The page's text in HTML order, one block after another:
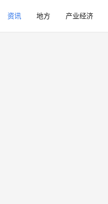
资讯 地方 产业经济